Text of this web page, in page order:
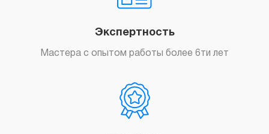
Экспертность
Мастера с опытом работы более 6ти лет